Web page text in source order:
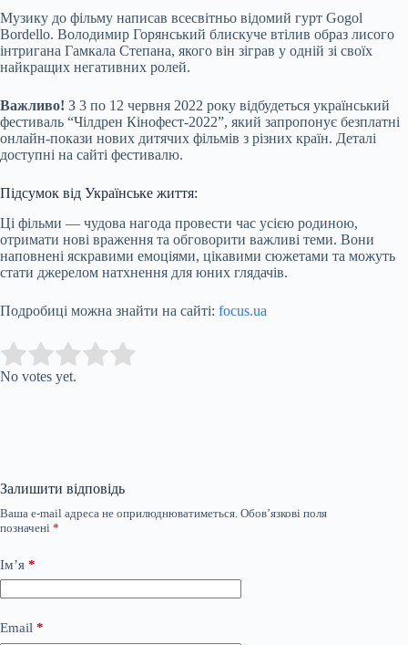
Музику до фільму написав всесвітньо відомий гурт Gogol
Bordello. Володимир Горянський блискуче втілив образ лисого
інтригана Гамкала Степана, якого він зіграв у одній зі своїх
найкращих негативних ролей.
Важливо! З 3 по 12 червня 2022 року відбудеться український
фестиваль “Чілдрен Кінофест-2022”, який запропонує безплатні
онлайн-покази нових дитячих фільмів з різних країн. Деталі
доступні на сайті фестивалю.
Підсумок від Українське життя:
Ці фільми — чудова нагода провести час усією родиною,
отримати нові враження та обговорити важливі теми. Вони
наповнені яскравими емоціями, цікавими сюжетами та можуть
стати джерелом натхнення для юних глядачів.
Подробиці можна знайти на сайті: focus.ua
Rate this item:
No votes yet.
Залишити відповідь
Ваша e-mail адреса не оприлюднюватиметься. Обов’язкові поля
позначені *
Ім’я *
Email *